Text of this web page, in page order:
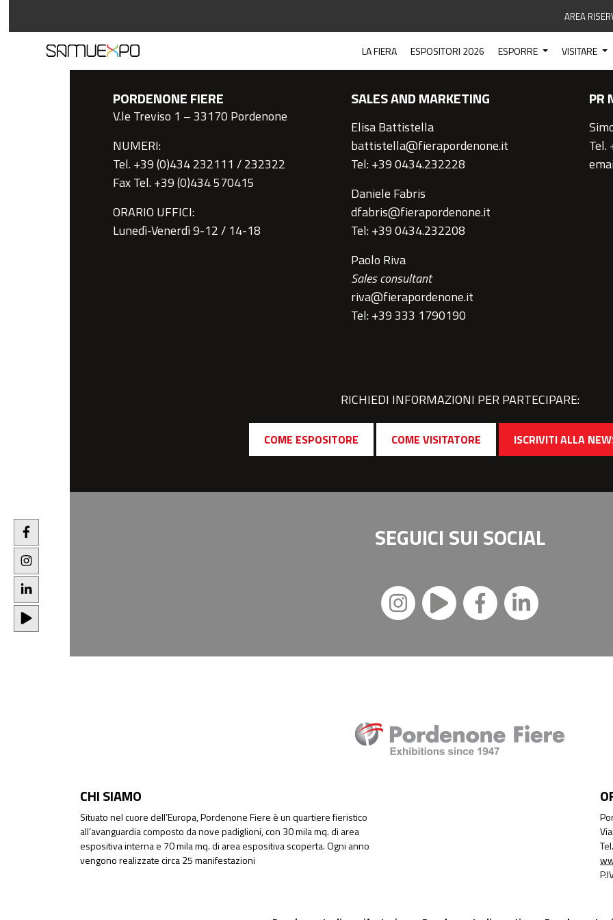
AREA
LA FIERA ESPOSITORI 2026 ESPORRE VISITARE
CONTATTI
PORDENONE FIERE
V.le Treviso 1 – 33170 Pordenone
NUMERI:
Tel. +39 (0)434 232111 / 232322
Fax Tel. +39 (0)434 570415
ORARIO UFFICI:
Lunedì-Venerdì 9-12 / 14-18
SALES AND MARKETING
Elisa Battistella
battistella@fierapordenone.it
Tel: +39 0434.232228
Daniele Fabris
dfabris@fierapordenone.it
Tel: +39 0434.232208
Paolo Riva
Sales consultant
riva@fierapordenone.it
Tel: +39 333 1790190
PR
Tel.
RICHIEDI INFORMAZIONI PER PARTECIPARE:
COME ESPOSITORE COME VISITATORE ISCRIVITI ALLA
SEGUICI SUI SOCIAL
CHI SIAMO
Situato nel cuore dell’Europa, Pordenone Fiere è un quartiere fieristico
all’avanguardia composto da nove padiglioni, con 30 mila mq. di area
espositiva interna e 70 mila mq. di area espositiva scoperta. Ogni anno
vengono realizzate circa 25 manifestazioni